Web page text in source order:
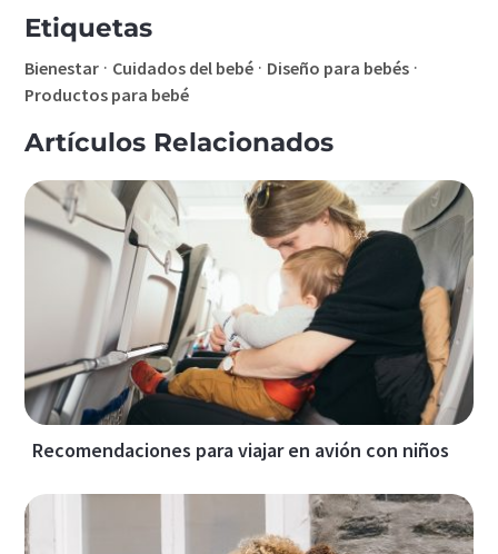
Etiquetas
Bienestar · Cuidados del bebé · Diseño para bebés ·
Productos para bebé
Artículos Relacionados
Recomendaciones para viajar en avión con niños